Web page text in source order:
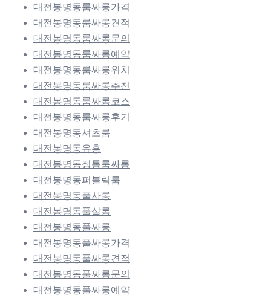
대전봉명동룸싸롱가격
대전봉명동룸싸롱견적
대전봉명동룸싸롱문의
대전봉명동룸싸롱예약
대전봉명동룸싸롱위치
대전봉명동룸싸롱추천
대전봉명동룸싸롱코스
대전봉명동룸싸롱후기
대전봉명동셔츠룸
대전봉명동유흥
대전봉명동정통룸싸롱
대전봉명동퍼블릭룸
대전봉명동풀사롱
대전봉명동풀살롱
대전봉명동풀싸롱
대전봉명동풀싸롱가격
대전봉명동풀싸롱견적
대전봉명동풀싸롱문의
대전봉명동풀싸롱예약